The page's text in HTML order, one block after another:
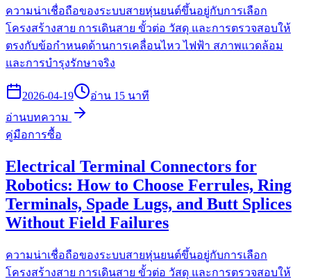
ความน่าเชื่อถือของระบบสายหุ่นยนต์ขึ้นอยู่กับการเลือก
โครงสร้างสาย การเดินสาย ขั้วต่อ วัสดุ และการตรวจสอบให้
ตรงกับข้อกำหนดด้านการเคลื่อนไหว ไฟฟ้า สภาพแวดล้อม
และการบำรุงรักษาจริง
2026-04-19
อ่าน 15 นาที
อ่านบทความ
คู่มือการซื้อ
Electrical Terminal Connectors for
Robotics: How to Choose Ferrules, Ring
Terminals, Spade Lugs, and Butt Splices
Without Field Failures
ความน่าเชื่อถือของระบบสายหุ่นยนต์ขึ้นอยู่กับการเลือก
โครงสร้างสาย การเดินสาย ขั้วต่อ วัสดุ และการตรวจสอบให้